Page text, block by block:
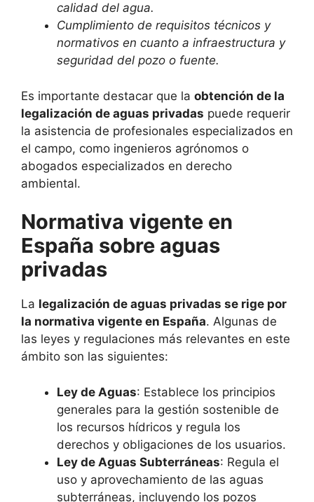
calidad del agua.
Cumplimiento de requisitos técnicos y
normativos en cuanto a infraestructura y
seguridad del pozo o fuente.
Es importante destacar que la obtención de la
legalización de aguas privadas puede requerir
la asistencia de profesionales especializados en
el campo, como ingenieros agrónomos o
abogados especializados en derecho
ambiental.
Normativa vigente en
España sobre aguas
privadas
La legalización de aguas privadas se rige por
la normativa vigente en España. Algunas de
las leyes y regulaciones más relevantes en este
ámbito son las siguientes:
Ley de Aguas: Establece los principios
generales para la gestión sostenible de
los recursos hídricos y regula los
derechos y obligaciones de los usuarios.
Ley de Aguas Subterráneas: Regula el
uso y aprovechamiento de las aguas
subterráneas, incluyendo los pozos